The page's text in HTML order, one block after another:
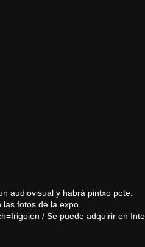
audiovisual y habrá pintxo pote.
fotos de la expo.
/ Se puede adquirir en